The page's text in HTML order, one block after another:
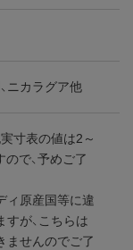
ニカラグア他
寸表の値は2～
で、予めご了
ィ原産国等に違
が、こちらは
ませんのでご了